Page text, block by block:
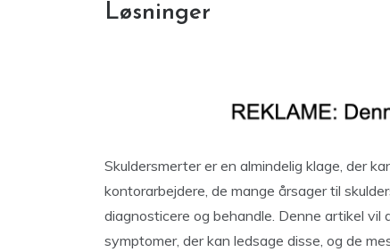
Løsninger
Skuldersmerter er en almindelig klage, der
kontorarbejdere, de mange årsager til
diagnosticere og behandle. Denne artikel vil
symptomer, der kan ledsage disse, og de